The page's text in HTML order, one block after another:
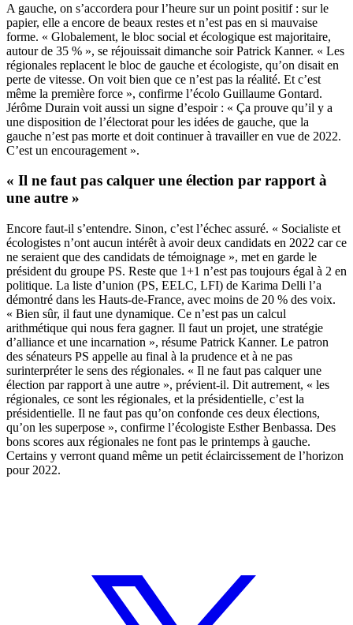
A gauche, on s’accordera pour l’heure sur un point positif : sur le
papier, elle a encore de beaux restes et n’est pas en si mauvaise
forme. « Globalement, le bloc social et écologique est majoritaire,
autour de 35 % », se réjouissait dimanche soir Patrick Kanner. « Les
régionales replacent le bloc de gauche et écologiste, qu’on disait en
perte de vitesse. On voit bien que ce n’est pas la réalité. Et c’est
même la première force », confirme l’écolo Guillaume Gontard.
Jérôme Durain voit aussi un signe d’espoir : « Ça prouve qu’il y a
une disposition de l’électorat pour les idées de gauche, que la
gauche n’est pas morte et doit continuer à travailler en vue de 2022.
C’est un encouragement ».
« Il ne faut pas calquer une élection par rapport à
une autre »
Encore faut-il s’entendre. Sinon, c’est l’échec assuré. « Socialiste et
écologistes n’ont aucun intérêt à avoir deux candidats en 2022 car ce
ne seraient que des candidats de témoignage », met en garde le
président du groupe PS. Reste que 1+1 n’est pas toujours égal à 2 en
politique. La liste d’union (PS, EELC, LFI) de Karima Delli l’a
démontré dans les Hauts-de-France, avec moins de 20 % des voix.
« Bien sûr, il faut une dynamique. Ce n’est pas un calcul
arithmétique qui nous fera gagner. Il faut un projet, une stratégie
d’alliance et une incarnation », résume Patrick Kanner. Le patron
des sénateurs PS appelle au final à la prudence et à ne pas
surinterpréter le sens des régionales. « Il ne faut pas calquer une
élection par rapport à une autre », prévient-il. Dit autrement, « les
régionales, ce sont les régionales, et la présidentielle, c’est la
présidentielle. Il ne faut pas qu’on confonde ces deux élections,
qu’on les superpose », confirme l’écologiste Esther Benbassa. Des
bons scores aux régionales ne font pas le printemps à gauche.
Certains y verront quand même un petit éclaircissement de l’horizon
pour 2022.